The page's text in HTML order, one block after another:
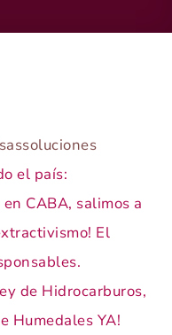
el país:
CABA, salimos a
El
de Hidrocarburos,
Humedales YA!